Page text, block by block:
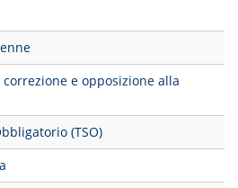
e opposizione alla
(TSO)